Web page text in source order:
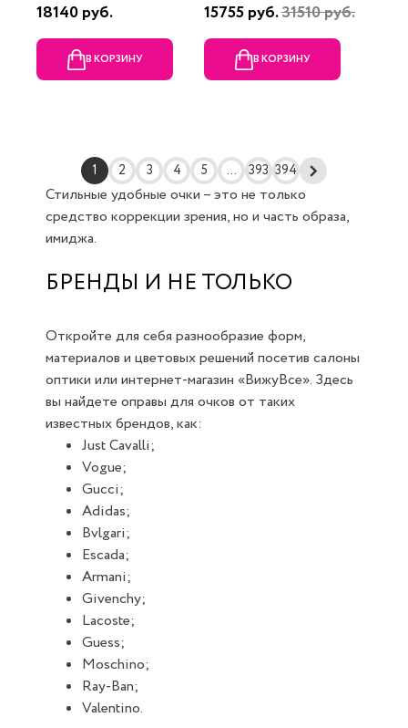
18140 руб.
В КОРЗИНУ
15755 руб.31510 руб.
В КОРЗИНУ
1 2 3 4 5 ... 393 394
Стильные удобные очки – это не только
средство коррекции зрения, но и часть образа,
имиджа.
БРЕНДЫ И НЕ ТОЛЬКО
Откройте для себя разнообразие форм,
материалов и цветовых решений посетив салоны
оптики или интернет-магазин «ВижуВсе». Здесь
вы найдете оправы для очков от таких
известных брендов, как:
Just Cavalli;
Vogue;
Gucci;
Adidas;
Bvlgari;
Escada;
Armani;
Givenchy;
Lacoste;
Guess;
Moschino;
Ray-Ban;
Valentino.